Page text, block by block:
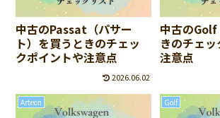
中古のPassat（パサー
ト）を買うときのチェッ
クポイントや注意点
2026.06.02
中古のGolf
きのチェ
注意点
Arteon Golf